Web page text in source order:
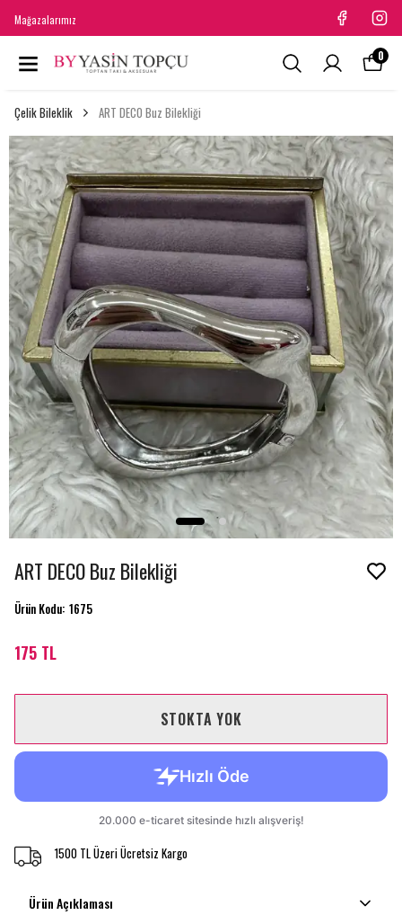
Mağazalarımız
0
Çelik Bileklik ART DECO Buz Bilekliği
ART DECO Buz Bilekliği
Ürün Kodu: 1675
175 TL
STOKTA YOK
1500 TL Üzeri Ücretsiz Kargo
Ürün Açıklaması